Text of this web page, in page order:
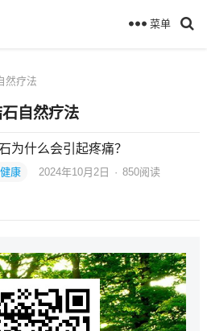
菜单
然疗法
自然疗法
为什么会引起疼痛？
康 2024年10月2日 · 850阅读